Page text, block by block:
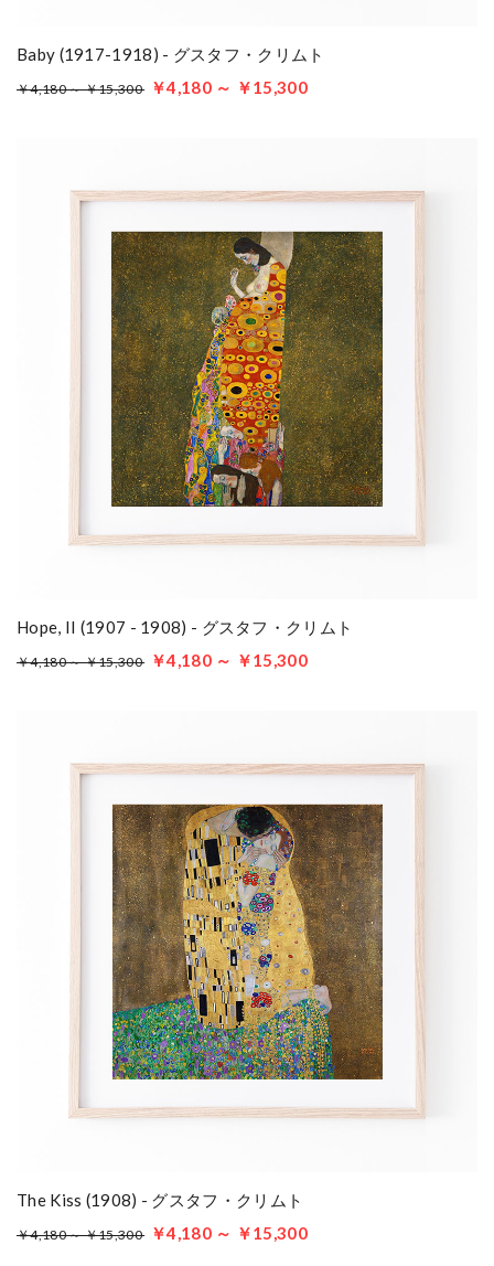
Baby (1917-1918) - グスタフ・クリムト
￥4,180 ～ ￥15,300 ￥4,180 ～ ￥15,300
Hope, II (1907 - 1908) - グスタフ・クリムト
￥4,180 ～ ￥15,300 ￥4,180 ～ ￥15,300
The Kiss (1908) - グスタフ・クリムト
￥4,180 ～ ￥15,300 ￥4,180 ～ ￥15,300